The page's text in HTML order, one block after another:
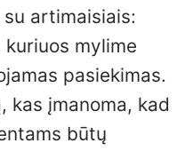
artimaisiais:
kuriuos mylime
pasiekimas.
kas įmanoma, kad
būtų